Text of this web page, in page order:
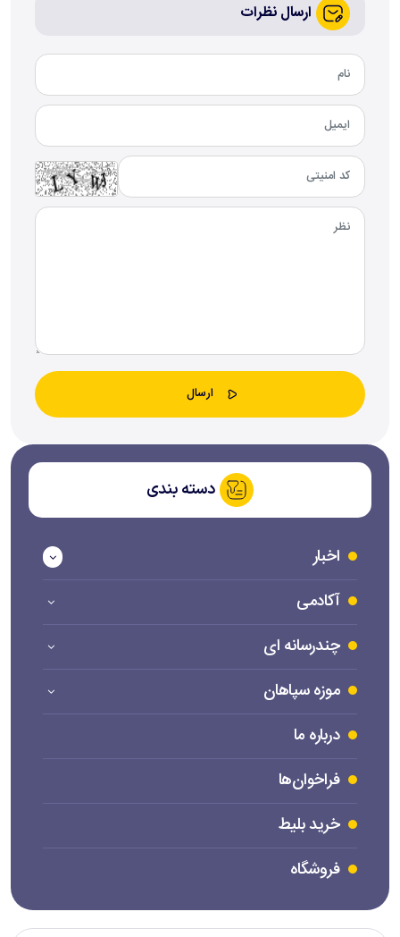
ارسال نظرات
دسته بندی
اخبار
آکادمی
چندرسانه ای
موزه سپاهان
درباره ما
فراخوان‌ها
خرید بلیط
فروشگاه